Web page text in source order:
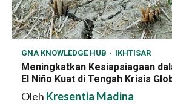
GNA KNOWLEDGE HUB IKHTISAR
Meningkatkan Kesiapsiagaan
El Niño Kuat di Tengah Krisis
Oleh Kresentia Madina